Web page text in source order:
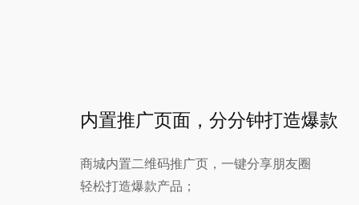
内置推广页面，分分钟打造爆款
商城内置二维码推广页，一键分享朋友圈
轻松打造爆款产品；